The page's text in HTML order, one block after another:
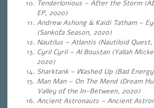
Tenderlonious – After the Storm
EP, 2020)
Andrew Ashong & Kaidi Tatham –
(Sankofa Season, 2020)
Nautilus – Atlantis (Nautiloid Quest,
Cyril Cyril – Al Boustan (Yallah
2020)
Sharktank – Washed Up (Bad
Man Man – On The Mend (Dream
Valley of the In-Between, 2020)
Ancient Astronauts – Ancient